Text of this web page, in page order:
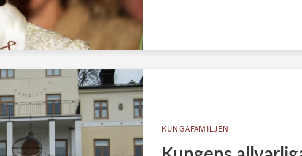
KUNGAFAMILJEN